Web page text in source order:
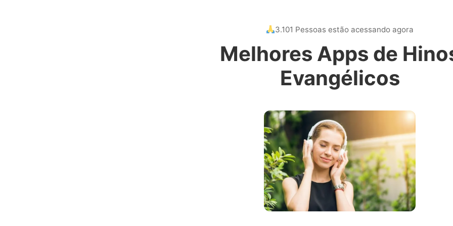
3.101 Pessoas estão acessando agora
Melhores Apps de
Evangélicos